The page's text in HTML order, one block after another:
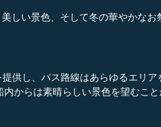
しい景色、そして冬の華やかな
供し、バス路線はあらゆるエリ
からは素晴らしい景色を望むこ